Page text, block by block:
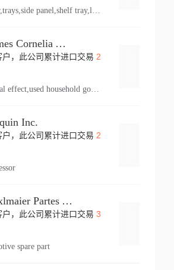
Russell James Cornelia Arlington Va
，此公司累计进口交易 2
personal effect,used household goods
Inc.
，此公司累计进口交易 2
Dpm Draexlmaier Partes Automotrices Corr Ind Huejotzingo
，此公司累计进口交易 3
spare part